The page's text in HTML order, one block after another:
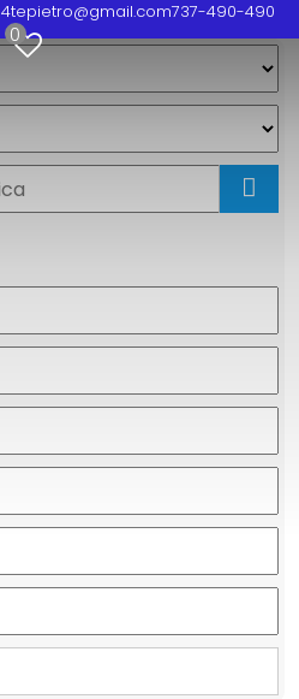
4tepietro@gmail.com737-490-490
0